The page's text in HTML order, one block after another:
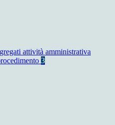
attività amministrativa
3